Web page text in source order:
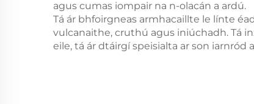
agus cumas iompair na n-olacán a ardú.
Tá ár bhfoirgneas armhacaillte le línte
vulcanaithe, cruthú agus iniúchadh. Tá
eile, tá ár dtáirgí speisialta ar son